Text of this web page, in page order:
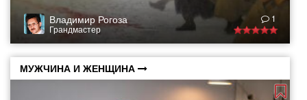
Владимир Рогоза
Грандмастер
1
МУЖЧИНА И ЖЕНЩИНА